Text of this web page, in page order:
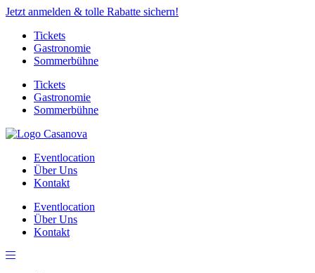
Jetzt anmelden & tolle Rabatte sichern!
Tickets
Gastronomie
Sommerbühne
Tickets
Gastronomie
Sommerbühne
Eventlocation
Über Uns
Kontakt
Eventlocation
Über Uns
Kontakt